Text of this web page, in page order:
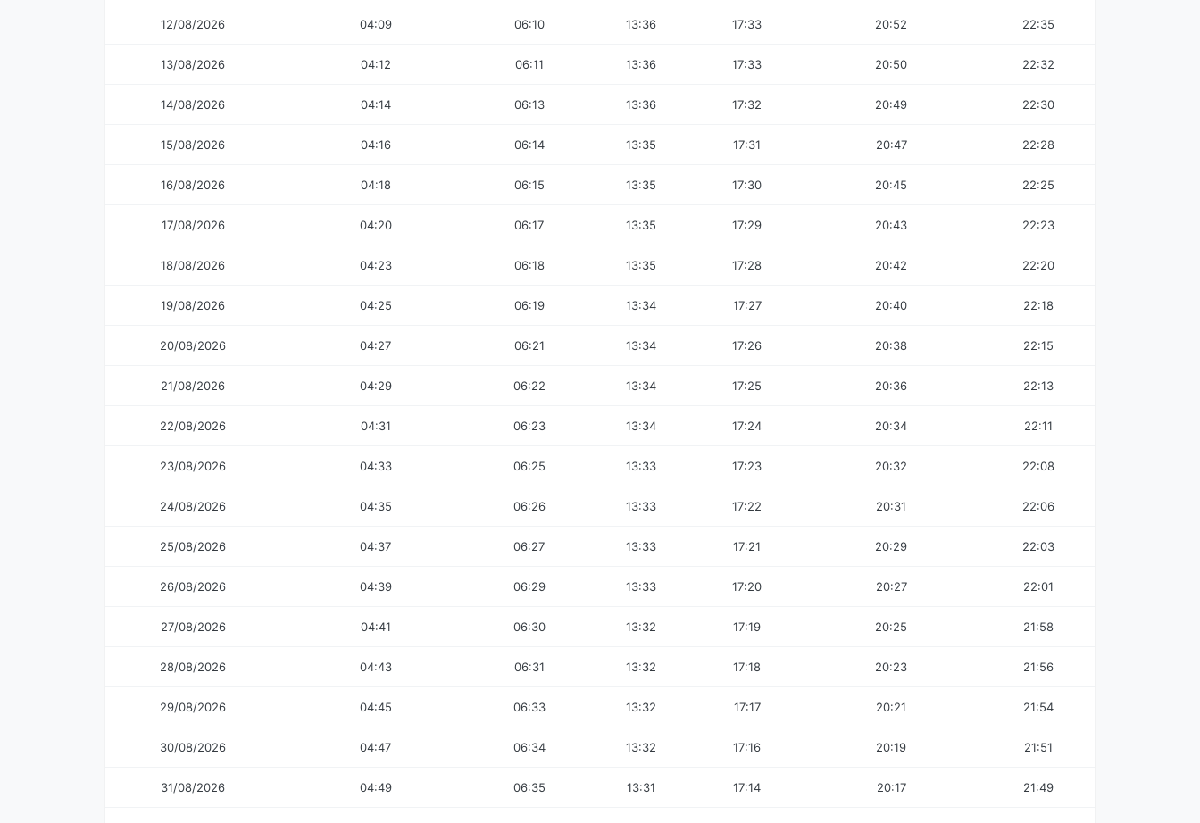
12/08/2026 04:09 06:10 13:36 17:33 20:52 22:35
13/08/2026 04:12 06:11 13:36 17:33 20:50 22:32
14/08/2026 04:14 06:13 13:36 17:32 20:49 22:30
15/08/2026 04:16 06:14 13:35 17:31 20:47 22:28
16/08/2026 04:18 06:15 13:35 17:30 20:45 22:25
17/08/2026 04:20 06:17 13:35 17:29 20:43 22:23
18/08/2026 04:23 06:18 13:35 17:28 20:42 22:20
19/08/2026 04:25 06:19 13:34 17:27 20:40 22:18
20/08/2026 04:27 06:21 13:34 17:26 20:38 22:15
21/08/2026 04:29 06:22 13:34 17:25 20:36 22:13
22/08/2026 04:31 06:23 13:34 17:24 20:34 22:11
23/08/2026 04:33 06:25 13:33 17:23 20:32 22:08
24/08/2026 04:35 06:26 13:33 17:22 20:31 22:06
25/08/2026 04:37 06:27 13:33 17:21 20:29 22:03
26/08/2026 04:39 06:29 13:33 17:20 20:27 22:01
27/08/2026 04:41 06:30 13:32 17:19 20:25 21:58
28/08/2026 04:43 06:31 13:32 17:18 20:23 21:56
29/08/2026 04:45 06:33 13:32 17:17 20:21 21:54
30/08/2026 04:47 06:34 13:32 17:16 20:19 21:51
31/08/2026 04:49 06:35 13:31 17:14 20:17 21:49